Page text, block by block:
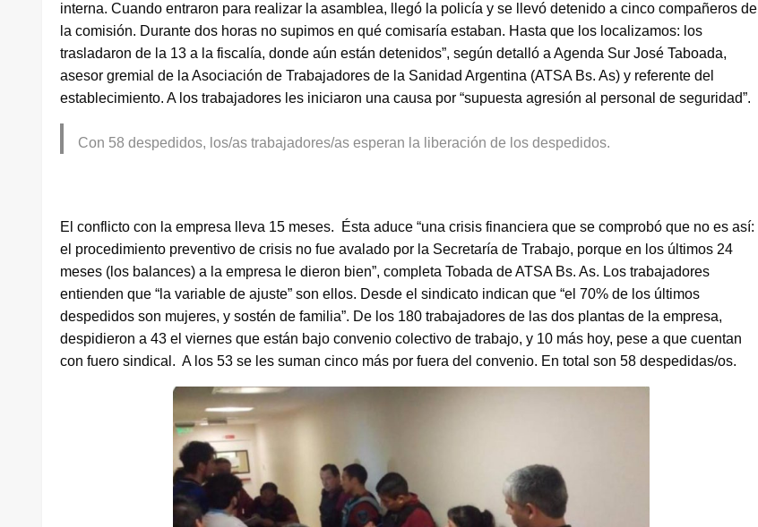
interna. Cuando entraron para realizar la asamblea, llegó la policía y se llevó detenido a cinco compañeros de
la comisión. Durante dos horas no supimos en qué comisaría estaban. Hasta que los localizamos: los
trasladaron de la 13 a la fiscalía, donde aún están detenidos”, según detalló a Agenda Sur José Taboada,
asesor gremial de la Asociación de Trabajadores de la Sanidad Argentina (ATSA Bs. As) y referente del
establecimiento. A los trabajadores les iniciaron una causa por “supuesta agresión al personal de seguridad”.
Con 58 despedidos, los/as trabajadores/as esperan la liberación de los despedidos.
El conflicto con la empresa lleva 15 meses. Ésta aduce “una crisis financiera que se comprobó que no es así:
el procedimiento preventivo de crisis no fue avalado por la Secretaría de Trabajo, porque en los últimos 24
meses (los balances) a la empresa le dieron bien”, completa Tobada de ATSA Bs. As. Los trabajadores
entienden que “la variable de ajuste” son ellos. Desde el sindicato indican que “el 70% de los últimos
despedidos son mujeres, y sostén de familia”. De los 180 trabajadores de las dos plantas de la empresa,
despidieron a 43 el viernes que están bajo convenio colectivo de trabajo, y 10 más hoy, pese a que cuentan
con fuero sindical. A los 53 se les suman cinco más por fuera del convenio. En total son 58 despedidas/os.